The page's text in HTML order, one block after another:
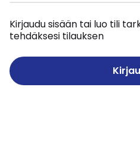
Kirjaudu sisään tai luo tili
tehdäksesi tilauksen